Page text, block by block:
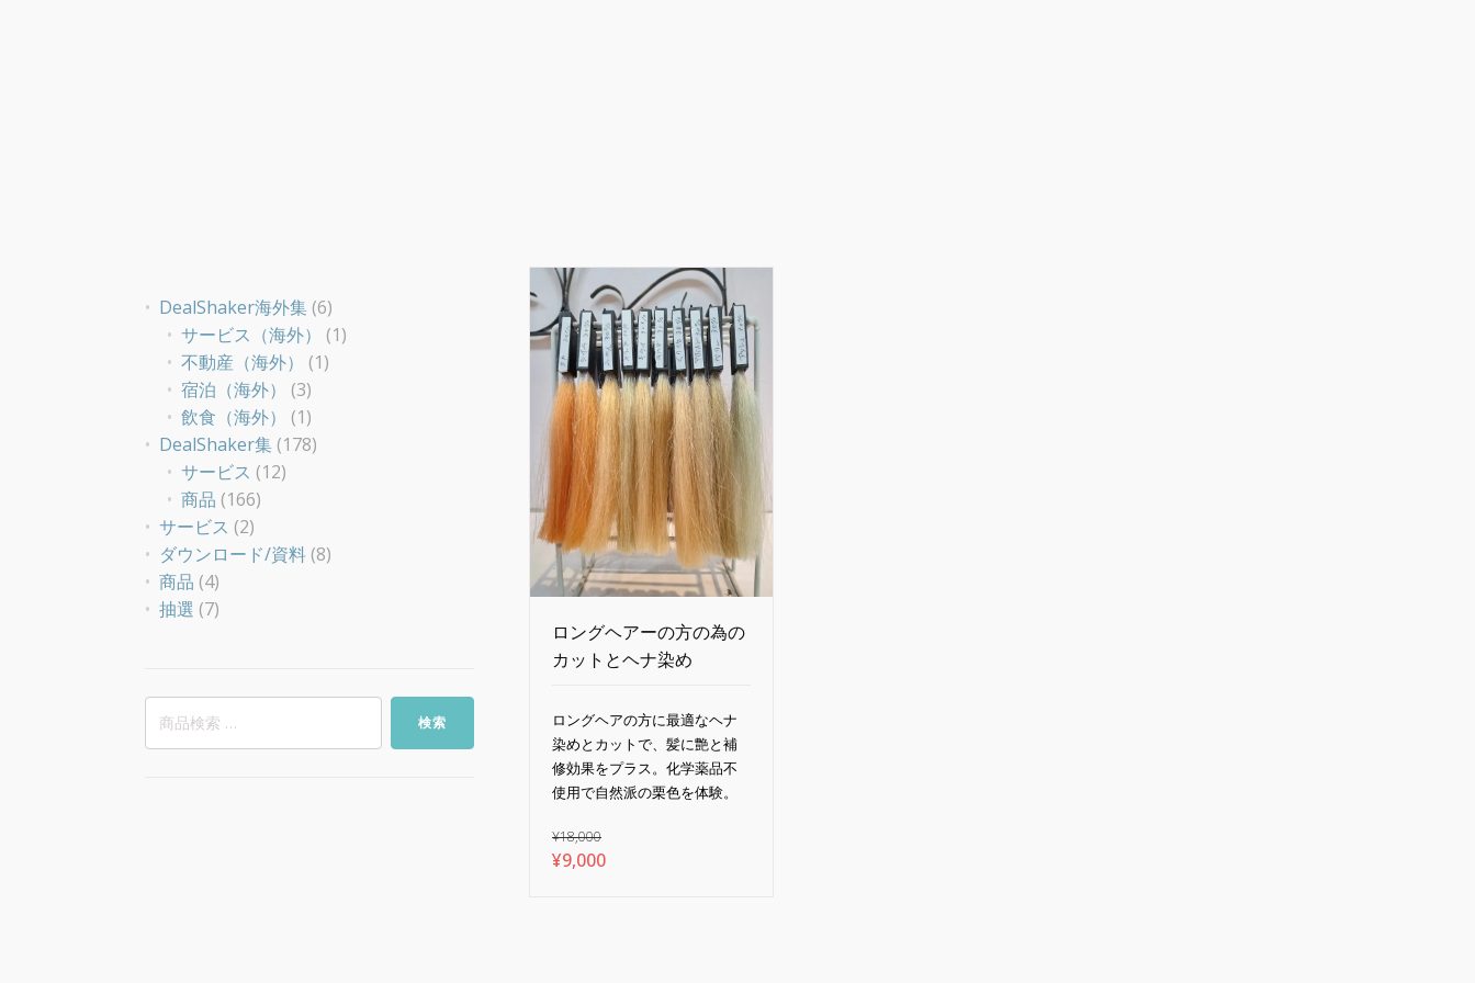
DealShaker海外集 (6)
サービス（海外）
(1)
不動産（海外）
(1)
宿泊（海外）
(3)
飲食（海外）
(1)
DealShaker集 (178)
サービス (12)
商品 (166)
サービス (2)
ダウンロード/資料 (8)
商品 (4)
抽選 (7)
検索
ロングヘアーの方の為の
カットとヘナ染め
ロングヘアの方に最適なヘナ
染めとカットで、髪に艶と補
修効果をプラス。化学薬品不
使用で自然派の栗色を体験。
¥18,000
元
¥9,000現